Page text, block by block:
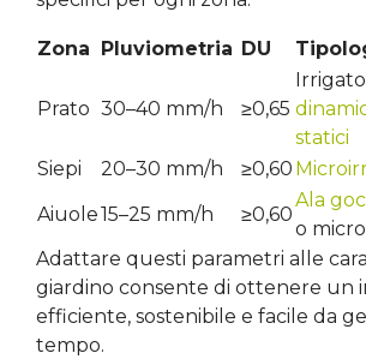
Zona Pluviometria DU
Prato 30–40 mm/h ≥0,65
statici
Siepi
20–30 mm/h ≥0,60
Aiuole15–25 mm/h ≥0,60
Ala
o
Adattare questi parametri alle
giardino consente di ottenere un
efficiente, sostenibile e facile da
tempo.